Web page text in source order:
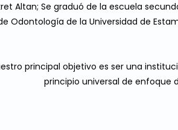
Altan; Se graduó de la escuela
Odontología de la Universidad de
principal objetivo es ser una
principio universal de enfoque